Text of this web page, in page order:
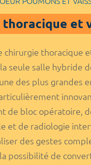
thoracique et
chirurgie thoracique
seule salle hybride
des plus grandes
de bloc opératoire,
et de radiologie
des gestes
possibilité de